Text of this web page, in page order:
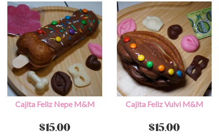
Cajita Feliz Nepe M&M
$15.00
Cajita Feliz Vulvi M&M
$15.00